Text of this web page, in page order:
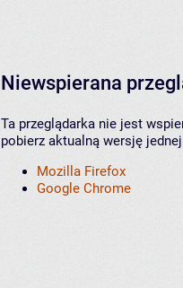
Niewspierana
Ta przeglądarka nie jest
pobierz aktualną wersję
Mozilla Firefox
Google Chrome